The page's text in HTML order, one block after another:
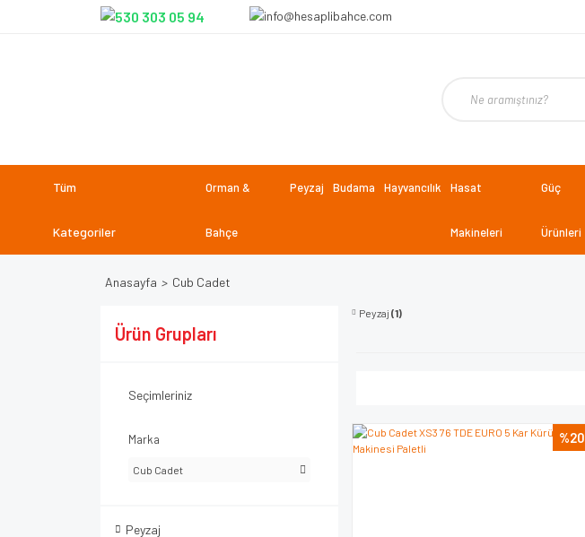
Tüm
Kategoriler
Orman &
Bahçe
Peyzaj Budama Hayvancılık Hasat
Makineleri
Güç
Ürünleri
Anasayfa Cub Cadet
Ürün Grupları
Seçimleriniz
Marka
Cub Cadet
Peyzaj
Peyzaj (1)
%20